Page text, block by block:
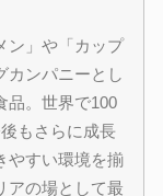
ン」や「カップ
カンパニーとし
品。世界で100
もさらに成長
やすい環境を揃
アの場として最